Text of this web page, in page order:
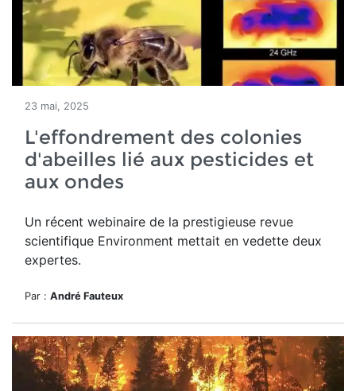
23 mai, 2025
L'effondrement des colonies
d'abeilles lié aux pesticides et
aux ondes
Un récent webinaire de la prestigieuse revue
scientifique Environment mettait en vedette deux
expertes.
Par : André Fauteux